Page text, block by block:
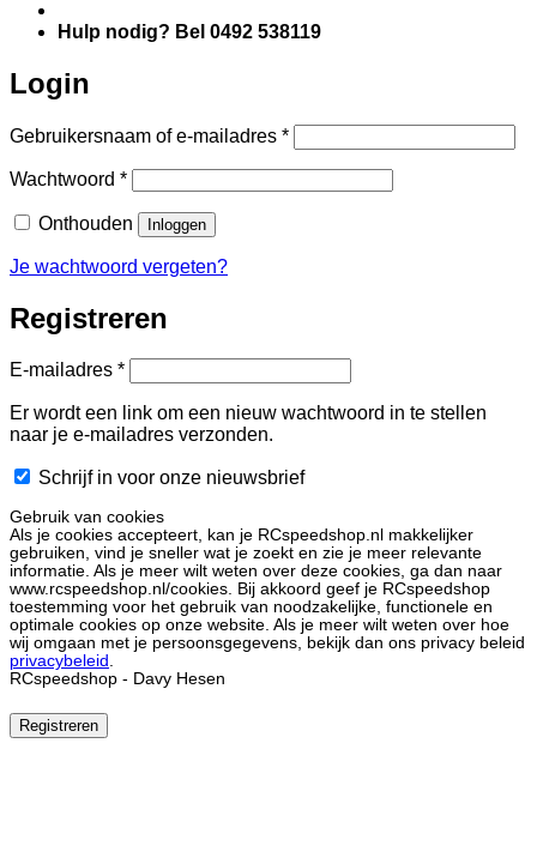
Hulp nodig? Bel 0492 538119
Login
Gebruikersnaam of e-mailadres *Vereist
Wachtwoord *Vereist
Onthouden Inloggen
Je wachtwoord vergeten?
Registreren
E-mailadres *Vereist
Er wordt een link om een nieuw wachtwoord in te stellen
naar je e-mailadres verzonden.
Schrijf in voor onze nieuwsbrief
Gebruik van cookies
Als je cookies accepteert, kan je RCspeedshop.nl makkelijker
gebruiken, vind je sneller wat je zoekt en zie je meer relevante
informatie. Als je meer wilt weten over deze cookies, ga dan naar
www.rcspeedshop.nl/cookies. Bij akkoord geef je RCspeedshop
toestemming voor het gebruik van noodzakelijke, functionele en
optimale cookies op onze website. Als je meer wilt weten over hoe
wij omgaan met je persoonsgegevens, bekijk dan ons privacy beleid
privacybeleid .
RCspeedshop - Davy Hesen
Registreren